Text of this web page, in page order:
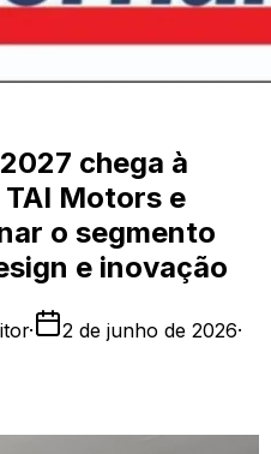
chega à
Motors e
o segmento
e inovação
· 2 de junho de 2026·